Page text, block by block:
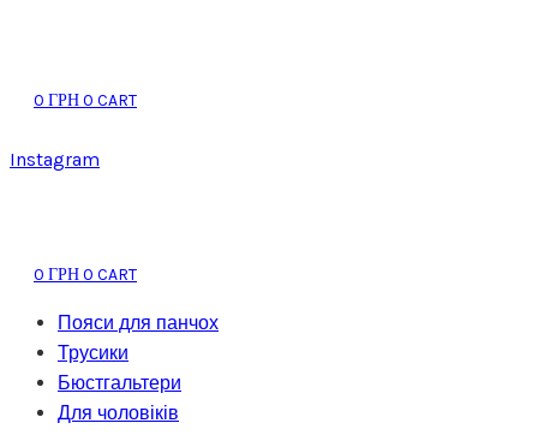
0 ГРН 0 CART
Instagram
0 ГРН 0 CART
Пояси для панчох
Трусики
Бюстгальтери
Для чоловіків